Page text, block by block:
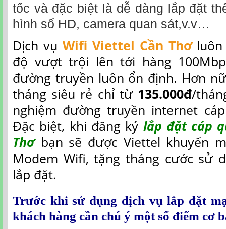
tốc và đặc biệt là dễ dàng lắp đặt
hình số HD, camera quan sát,v.v…
Dịch vụ Wifi Viettel Cần Thơluôn
độ vượt trội lên tới hàng
đường truyền luôn ổn định. Hơn
tháng siêu rẻ chỉ từ 135.000đ/
nghiệm đường truyền internet
Đặc biệt, khi đăng ký lắp đặt cáp
Thơbạn sẽ được Viettel khuyến
Modem Wifi, tặng tháng cước sử
lắp đặt.
Trước khi sử dụng dịch vụ lắp đặt
khách hàng cần chú ý một số điểm cơ